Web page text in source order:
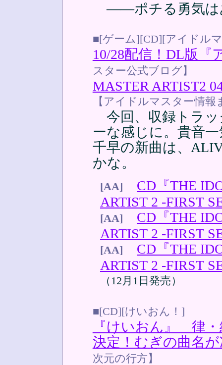
――ポチる勇気は
■[ゲーム][CD][アイドル
10/28配信！DL版『
スター公式ブログ】
MASTER ARTIST2
【アイドルマスター情報
今回、収録トラッ
ーな感じに。貴音
千早の新曲は、
かな。
[AA]
CD『THE
ARTIST 2 -FIRST
[AA]
CD『THE
ARTIST 2 -FIRST
[AA]
CD『THE
ARTIST 2 -FIRST
（12月1日発売）
■[CD][けいおん！]
『けいおん』 律
決定！むぎの曲名
次元の行方】